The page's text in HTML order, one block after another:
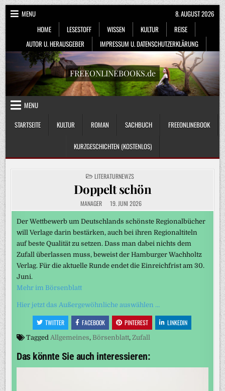
Skip
to
content
MENU
HOME
LESESTOFF WISSEN KULTUR
REISE
AUTOR U. HERAUSGEBER
IMPRESSUM U. DATENSCHUTZERKLÄRUNG
8. AUGUST 2026
FREEONLINEBOOKS.de
MENU
STARTSEITE
KULTUR ROMAN SACHBUCH FREEONLINEBOOK
KURZGESCHICHTEN (KOSTENLOS)
POSTED
IN
LITERATURNEWZS
Doppelt schön
MANAGER 19. JUNI 2026
Der Wettbewerb um Deutschlands schönste Regionalbücher
will Verlage darin bestärken, auch bei ihren Regionaltiteln
auf beste Qualität zu setzen. Dass man dabei nichts dem
Zufall überlassen muss, beweist der Hamburger Wachholtz
Verlag. Für die aktuelle Runde endet die Einreichfrist am 30.
Juni.
Mehr im Börsenblatt
Hier jetzt das Außergewöhnliche auswählen …
TWITTER FACEBOOK PINTEREST LINKEDIN
Tagged Allgemeines, Börsenblatt, Zufall
Das könnte Sie auch interessieren: